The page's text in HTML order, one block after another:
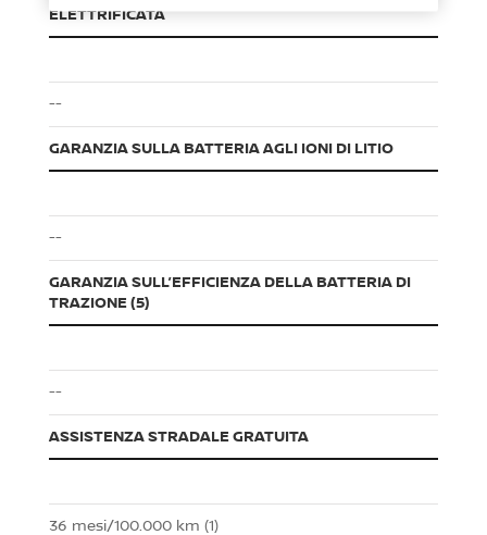
ELETTRIFICATA
--
GARANZIA SULLA BATTERIA AGLI IONI DI LITIO
--
GARANZIA SULL’EFFICIENZA DELLA BATTERIA DI
TRAZIONE (5)
--
ASSISTENZA STRADALE GRATUITA
36 mesi/100.000 km (1)